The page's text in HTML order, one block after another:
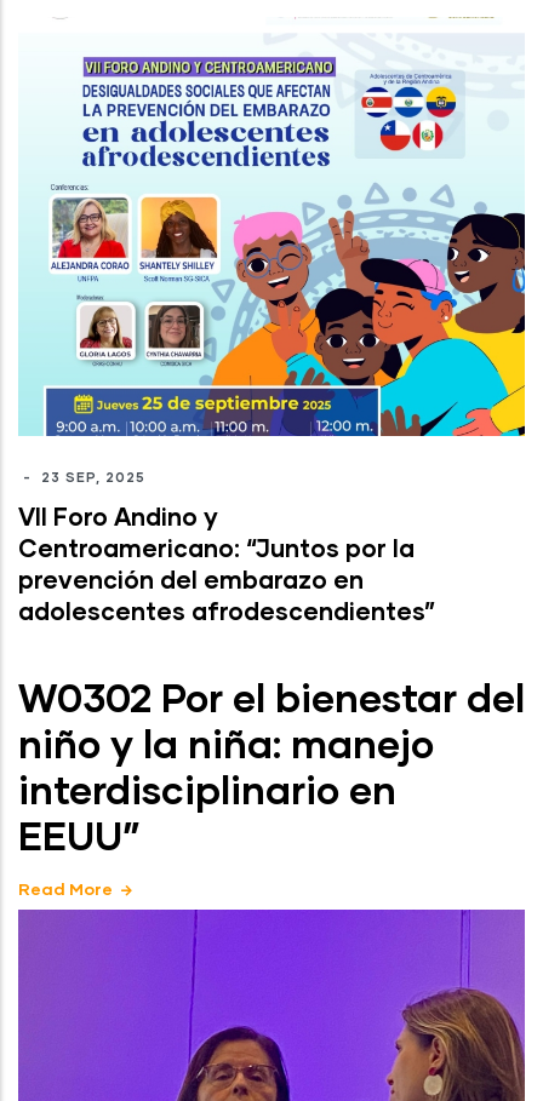
- 23 SEP, 2025
VII Foro Andino y
Centroamericano: “Juntos por la
prevención del embarazo en
adolescentes afrodescendientes”
W0302 Por el bienestar del
niño y la niña: manejo
interdisciplinario en
EEUU”
Read More